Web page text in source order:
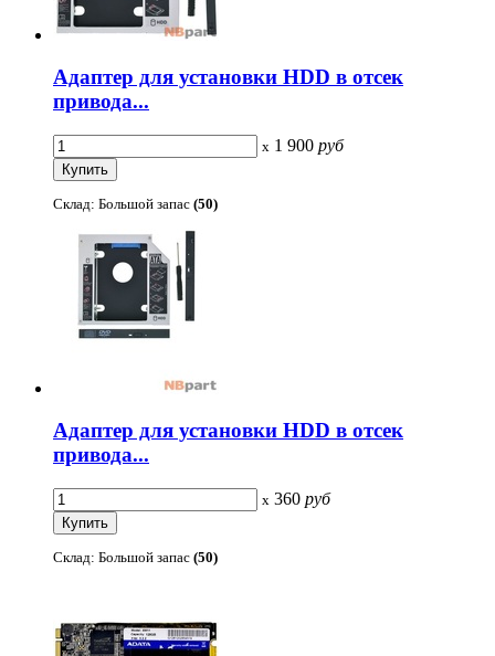
Адаптер для установки HDD в отсек
привода...
x 1 900 руб
Склад: Большой запас (50)
Адаптер для установки HDD в отсек
привода...
x 360 руб
Склад: Большой запас (50)